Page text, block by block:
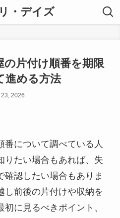
・デイズ
の片付け順番を期限
進める方法
2026
番について調べている人
りたい場合もあれば、失
確認したい場合もありま
し前後の片付けや収納を
に見るべきポイント、